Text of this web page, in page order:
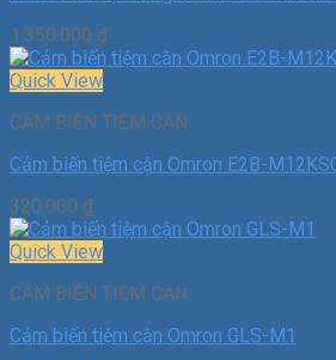
1.350.000 ₫
Quick View
CẢM BIẾN TIỆM CẬN
Cảm biến tiệm cận Omron E2B-
320.000 ₫
Quick View
CẢM BIẾN TIỆM CẬN
Cảm biến tiệm cận Omron GLS-M1